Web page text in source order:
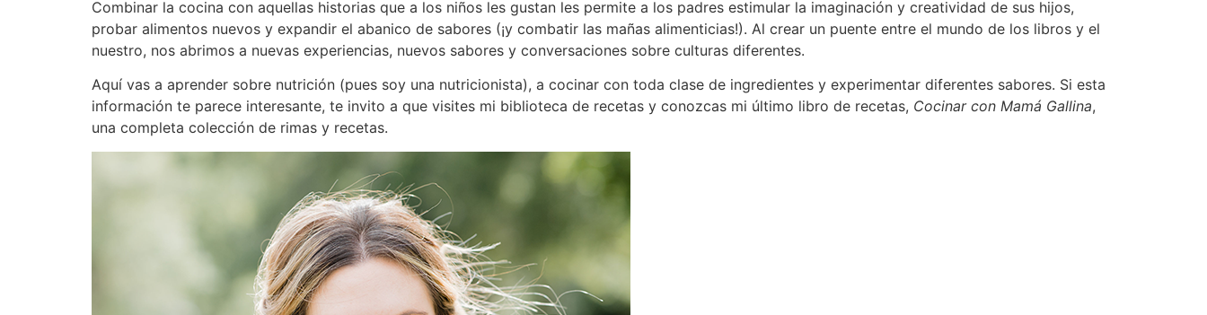
Combinar la cocina con aquellas historias que a los niños les gustan les permite a los padres estimular la imaginación y creatividad de sus hijos,
probar alimentos nuevos y expandir el abanico de sabores (¡y combatir las mañas alimenticias!). Al crear un puente entre el mundo de los libros y el
nuestro, nos abrimos a nuevas experiencias, nuevos sabores y conversaciones sobre culturas diferentes.
Aquí vas a aprender sobre nutrición (pues soy una nutricionista), a cocinar con toda clase de ingredientes y experimentar diferentes sabores. Si esta
información te parece interesante, te invito a que visites mi biblioteca de recetas y conozcas mi último libro de recetas, Cocinar con Mamá Gallina,
una completa colección de rimas y recetas.